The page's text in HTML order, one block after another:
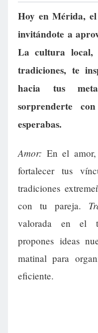
Hoy en Mérida,
invitándote a
La cultura local,
tradiciones, te
hacia tus
sorprenderte
esperabas.
Amor: En el
fortalecer tus
tradiciones
con tu pareja.
valorada en el
propones ideas
matinal para
eficiente.